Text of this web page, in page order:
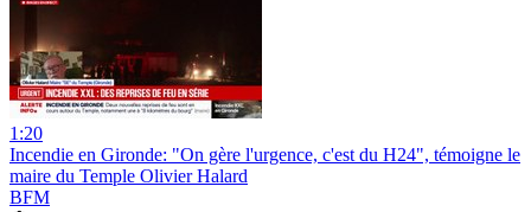
1:20
Incendie en Gironde: "On gère l'urgence, c'est du H24", témoigne le
maire du Temple Olivier Halard
BFM